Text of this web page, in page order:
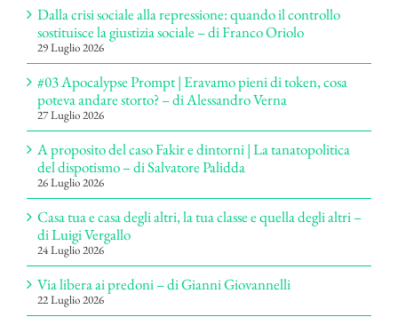
Dalla crisi sociale alla repressione: quando il controllo
sostituisce la giustizia sociale – di Franco Oriolo
29 Luglio 2026
#03 Apocalypse Prompt | Eravamo pieni di token, cosa
poteva andare storto? – di Alessandro Verna
27 Luglio 2026
A proposito del caso Fakir e dintorni | La tanatopolitica
del dispotismo – di Salvatore Palidda
26 Luglio 2026
Casa tua e casa degli altri, la tua classe e quella degli altri –
di Luigi Vergallo
24 Luglio 2026
Via libera ai predoni – di Gianni Giovannelli
22 Luglio 2026